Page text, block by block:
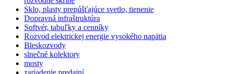
Sklo, plasty prepúšťajúce svetlo, tienenie
Dopravná infraštruktúra
Softvér, tabuľky a cenníky
Rozvod elektrickej energie vysokého napätia
Bleskozvody
slnečné kolektory
mosty
zariadenie predajní